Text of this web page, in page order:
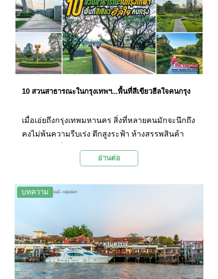
10 สวนสาธารณะในกรุงเทพฯ...พื้นที่สีเขียวฮีลใจคนกรุง
เมื่อเอ่ยถึงกรุงเทพมหานคร สิ่งที่หลายคนมักจะนึกถึง
คงไม่พ้นความรีบเร่ง ตึกสูงระฟ้า ห้างสรรพสินค้า
แล้วว่าท่ามกลางภาพจำเหล่านี้ของเมืองใหญ่
สบาย ให้เราสามารถหลบไปชาร์จพลังได้โดยที่ไม่
พื้นที่สีเขียวที่จะช่วยฮีลใจคนกรุงมาไว้ให้ได้ออกไป
เติมออกซิเจน และทำกิจกรรมสบายๆ จะมีที่ไหนบ้าง
นั้นไปติดตามกันได้เลย
อ่านต่อ
บทความ